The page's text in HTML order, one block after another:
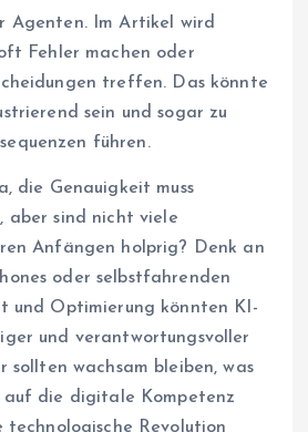
Agenten. Im Artikel wird
Fehler machen oder
treffen. Das könnte
sein und sogar zu
führen.
die Genauigkeit muss
aber sind nicht viele
Anfängen holprig? Denk an
oder selbstfahrenden
und Optimierung könnten KI-
und verantwortungsvoller
sollten wachsam bleiben, was
auf die digitale Kompetenz
Revolution